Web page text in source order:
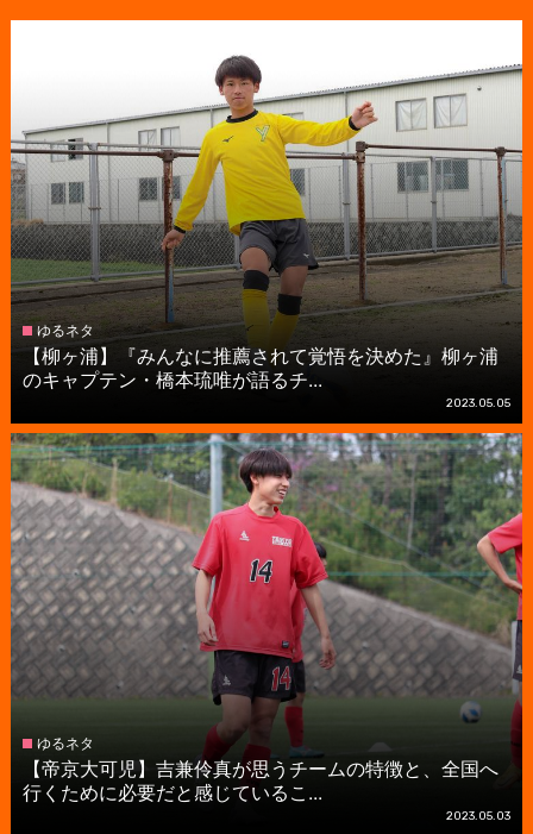
ゆるネタ
【柳ヶ浦】『みんなに推薦されて覚悟を決めた』柳ヶ浦
のキャプテン・橋本琉唯が語るチ...
2023.05.05
ゆるネタ
【帝京大可児】吉兼伶真が思うチームの特徴と、全国へ
行くために必要だと感じているこ...
2023.05.03